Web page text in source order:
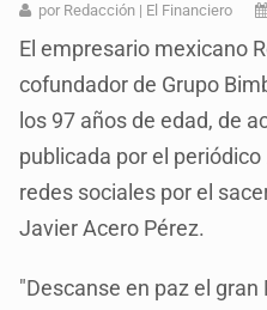
por Redacción | El Financiero
El empresario mexicano
cofundador de Grupo
los 97 años de edad, de
publicada por el periódico
redes sociales por el
Javier Acero Pérez.
"Descanse en paz el